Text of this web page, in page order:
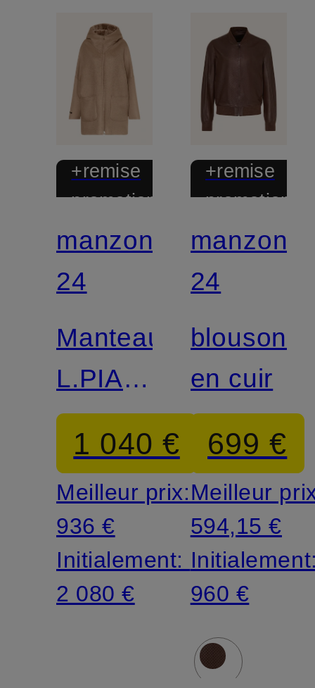
+remise
promotionnelle
manzoni
24
Manteau
L.PIANA
en
cachemire
1 040 €
Meilleur prix:
936 €
Initialement:
2 080 €
+remise
manzoni
24
blouson
en cuir
699 €
Meilleur
594,15 €
960 €